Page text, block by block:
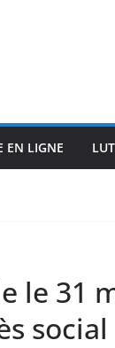
EN LIGNE
le 31
social